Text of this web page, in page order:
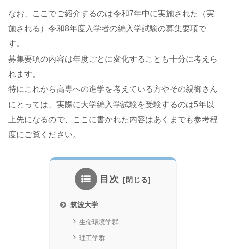
なお、ここでご紹介するのは令和7年中に実施された（実
施される）令和8年度入学者の編入学試験の募集要項で
す。
募集要項の内容は年度ごとに変化することも十分に考えら
れます。
特にこれから高専への進学を考えている方やその親御さん
にとっては、実際に大学編入学試験を受験するのは5年以
上先になるので、ここに書かれた内容はあくまでも参考程
度にご覧ください。
目次
筑波大学
生命環境学群
理工学群